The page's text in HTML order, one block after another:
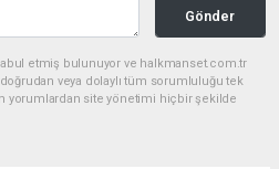
Gönder
etmiş bulunuyor ve halkmanset.com.tr
veya dolaylı tüm sorumluluğu tek
yorumlardan site yönetimi hiçbir şekilde